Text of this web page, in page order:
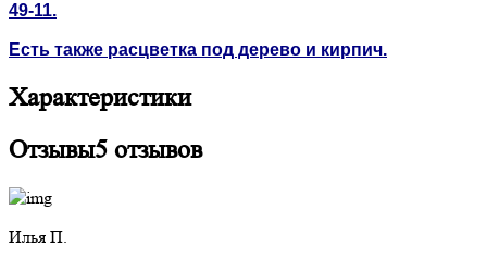
49-11.
Есть также расцветка под дерево и кирпич.
Характеристики
Отзывы5 отзывов
Илья П.